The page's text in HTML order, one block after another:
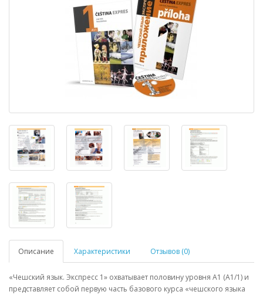
Описание Характеристики Отзывов (0)
«Чешский язык. Экспресс 1» охватывает половину уровня А1 (А1/1) и
представляет собой первую часть базового курса «чешского языка